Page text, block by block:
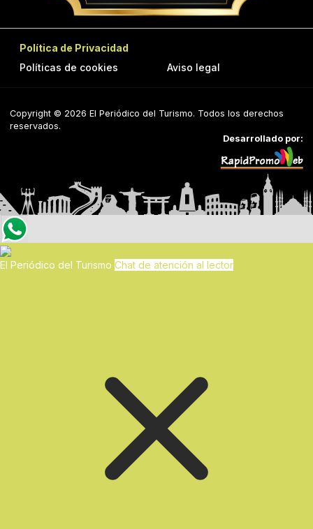
Política de Privacidad
Políticas de cookies
Aviso legal
Copyright © 2026 El Periódico del Turismo. Todos los derechos
reservados.
Desarrollado por:
El Periódico del Turismo Chat de atención al lector